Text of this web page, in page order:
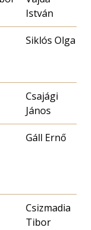
István
Siklós Olga
Csajági
János
Gáll Ernő
Csizmadia
Tibor